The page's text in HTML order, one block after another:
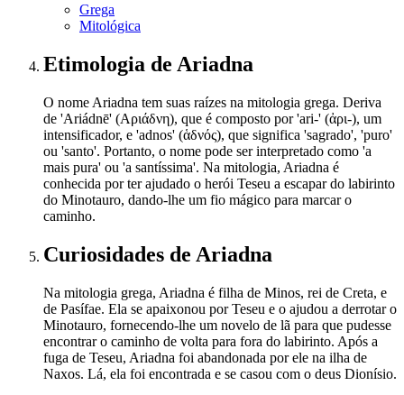
Grega
Mitológica
Etimologia de Ariadna
O nome Ariadna tem suas raízes na mitologia grega. Deriva
de 'Ariádnē' (Αριάδνη), que é composto por 'ari-' (ἀρι-), um
intensificador, e 'adnos' (ἁδνός), que significa 'sagrado', 'puro'
ou 'santo'. Portanto, o nome pode ser interpretado como 'a
mais pura' ou 'a santíssima'. Na mitologia, Ariadna é
conhecida por ter ajudado o herói Teseu a escapar do labirinto
do Minotauro, dando-lhe um fio mágico para marcar o
caminho.
Curiosidades de Ariadna
Na mitologia grega, Ariadna é filha de Minos, rei de Creta, e
de Pasífae. Ela se apaixonou por Teseu e o ajudou a derrotar o
Minotauro, fornecendo-lhe um novelo de lã para que pudesse
encontrar o caminho de volta para fora do labirinto. Após a
fuga de Teseu, Ariadna foi abandonada por ele na ilha de
Naxos. Lá, ela foi encontrada e se casou com o deus Dionísio.